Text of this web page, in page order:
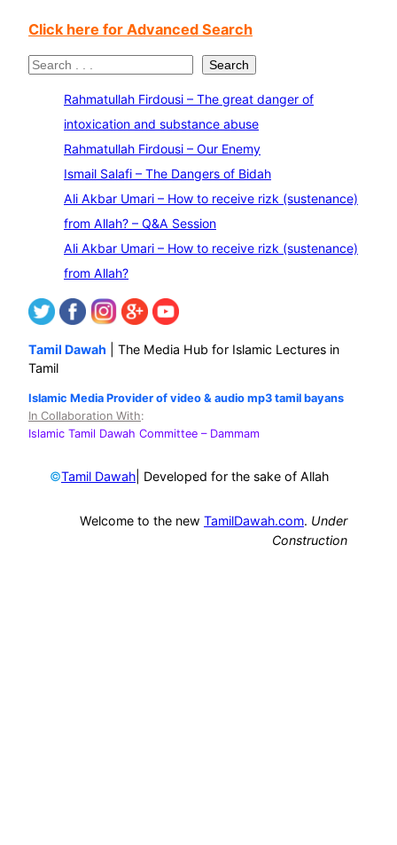
Click here for Advanced Search
S
Search
Rahmatullah Firdousi – The great danger of
intoxication and substance abuse
Rahmatullah Firdousi – Our Enemy
Ismail Salafi – The Dangers of Bidah
Ali Akbar Umari – How to receive rizk (sustenance)
from Allah? – Q&A Session
Ali Akbar Umari – How to receive rizk (sustenance)
from Allah?
Tamil Dawah | The Media Hub for Islamic Lectures in
Tamil
Islamic Media Provider of video & audio mp3 tamil bayans
In Collaboration With:
Islamic Tamil Dawah Committee – Dammam
©Tamil Dawah | Developed for the sake of Allah
Welcome to the new TamilDawah.com. Under
Construction